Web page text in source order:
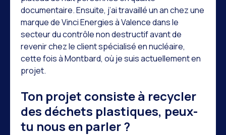
documentaire. Ensuite, j’ai travaillé un an chez une
marque de Vinci Energies à Valence dans le
secteur du contrôle non destructif avant de
revenir chez le client spécialisé en nucléaire,
cette fois à Montbard, où je suis actuellement en
projet.
Ton projet consiste à recycler
des déchets plastiques, peux-
tu nous en parler ?